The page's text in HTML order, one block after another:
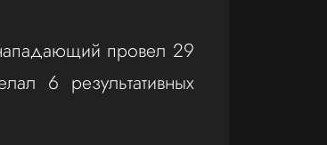
провел 29
6 результативных